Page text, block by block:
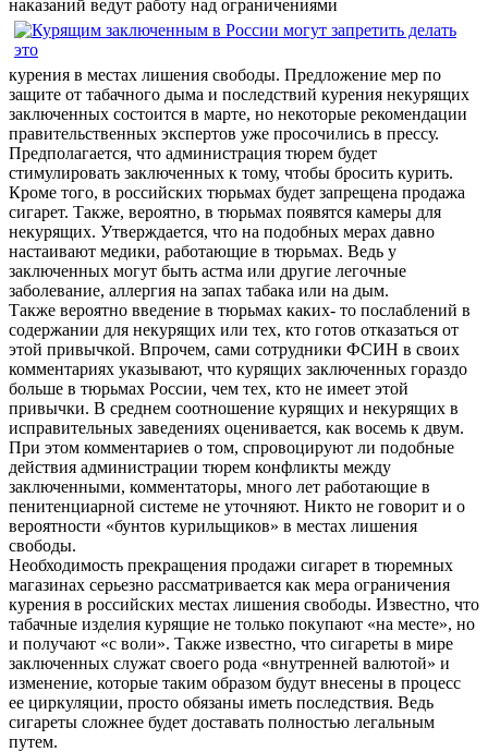
наказаний ведут работу над ограничениями
курения в местах лишения свободы. Предложение мер по
защите от табачного дыма и последствий курения некурящих
заключенных состоится в марте, но некоторые рекомендации
правительственных экспертов уже просочились в прессу.
Предполагается, что администрация тюрем будет
стимулировать заключенных к тому, чтобы бросить курить.
Кроме того, в российских тюрьмах будет запрещена продажа
сигарет. Также, вероятно, в тюрьмах появятся камеры для
некурящих. Утверждается, что на подобных мерах давно
настаивают медики, работающие в тюрьмах. Ведь у
заключенных могут быть астма или другие легочные
заболевание, аллергия на запах табака или на дым.
Также вероятно введение в тюрьмах каких- то послаблений в
содержании для некурящих или тех, кто готов отказаться от
этой привычкой. Впрочем, сами сотрудники ФСИН в своих
комментариях указывают, что курящих заключенных гораздо
больше в тюрьмах России, чем тех, кто не имеет этой
привычки. В среднем соотношение курящих и некурящих в
исправительных заведениях оценивается, как восемь к двум.
При этом комментариев о том, спровоцируют ли подобные
действия администрации тюрем конфликты между
заключенными, комментаторы, много лет работающие в
пенитенциарной системе не уточняют. Никто не говорит и о
вероятности «бунтов курильщиков» в местах лишения
свободы.
Необходимость прекращения продажи сигарет в тюремных
магазинах серьезно рассматривается как мера ограничения
курения в российских местах лишения свободы. Известно, что
табачные изделия курящие не только покупают «на месте», но
и получают «с воли». Также известно, что сигареты в мире
заключенных служат своего рода «внутренней валютой» и
изменение, которые таким образом будут внесены в процесс
ее циркуляции, просто обязаны иметь последствия. Ведь
сигареты сложнее будет доставать полностью легальным
путем.